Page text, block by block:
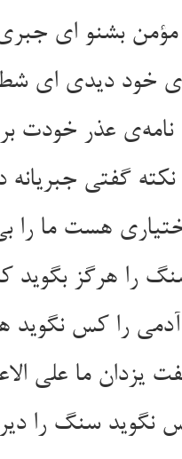
نامه‌ی عذر خودت بر خواندی ** نامه‌ی سنی بخوان چه ماندی
نکته گفتی جبریانه در قضا ** سر آن بشنو ز من در ماجرا